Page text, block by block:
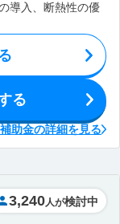
導入、断熱性の優
る
助金の詳細を見る
3,240 人が検討中